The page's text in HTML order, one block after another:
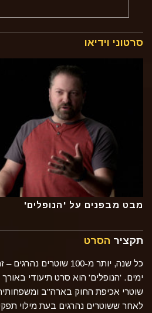
סרטוני וידיאו
מבט מבפנים על 'הנופלים'
תקציר הסרט
כל שנה, יותר מ-100
ימים. 'הנופלים' הוא סרט תיעודי
שוטרי אכיפת החוק בארה"ב
לאחר ששוטרים נהרגים בעת מילוי